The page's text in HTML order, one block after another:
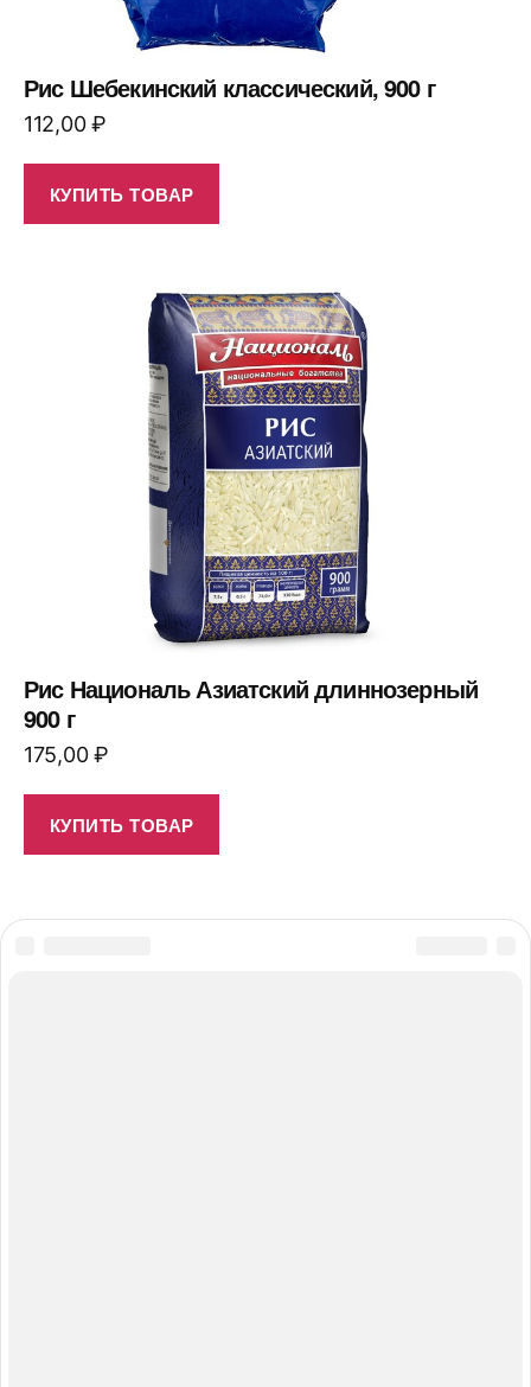
Рис Шебекинский классический, 900 г
112,00₽
КУПИТЬ ТОВАР
Рис Националь Азиатский длиннозерный
900 г
175,00₽
КУПИТЬ ТОВАР